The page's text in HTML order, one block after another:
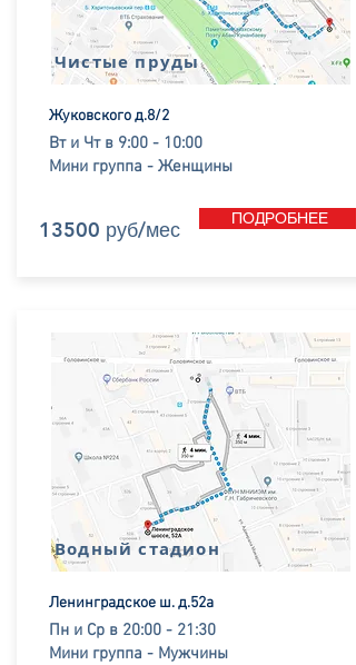
Жуковского д.8/2
Чистые пруды
Вт и Чт в 9:00 - 10:00
Мини группа - Женщины
13500 руб/мес ПОДРОБНЕЕ
Ленинградское ш.д.52а
Водный стадион
Пн и Ср в 20:00 - 21:30
Мини группа - Мужчины